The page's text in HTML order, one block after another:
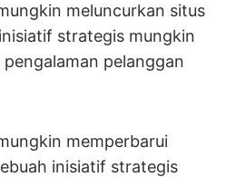
meluncurkan situs
strategis mungkin
pelanggan
memperbarui
inisiatif strategis